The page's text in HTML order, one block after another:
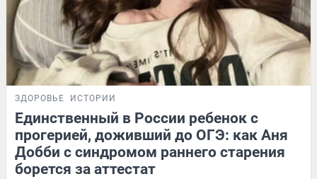
ЗДОРОВЬЕ ИСТОРИИ
Единственный в России ребенок с
прогерией, доживший до ОГЭ: как Аня
Добби с синдромом раннего старения
борется за аттестат